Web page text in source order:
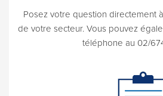
Posez votre question directement
de votre secteur. Vous pouvez
téléphone au 02/